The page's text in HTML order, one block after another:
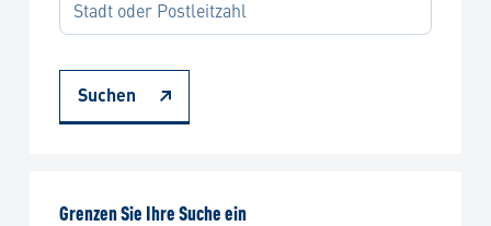
Suchen
Grenzen Sie Ihre Suche ein